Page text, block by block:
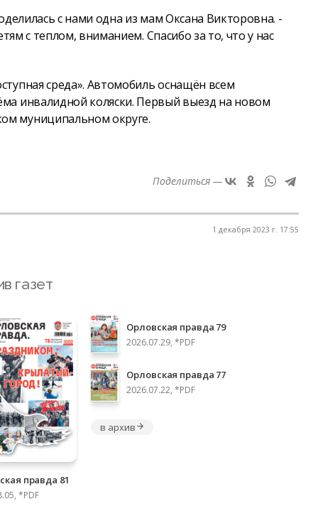
с нами одна из мам Оксана Викторовна. -
с теплом, вниманием. Спасибо за то, что у нас
среда». Автомобиль оснащён всем
инвалидной коляски. Первый выезд на новом
муниципальном округе.
Поделиться —
1 декабря 2023 г. 17:55
газет
правда 81
*PDF
Орловская правда 79
2026.07.29, *PDF
Орловская правда 77
2026.07.22, *PDF
в архив